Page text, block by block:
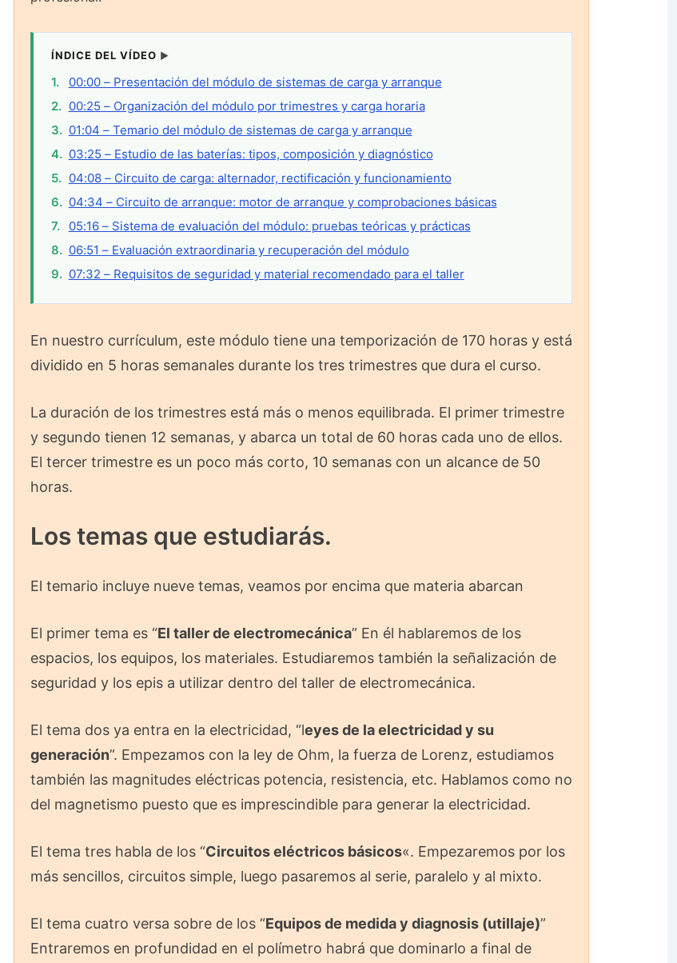
ÍNDICE DEL VÍDEO
00:00 – Presentación del módulo de sistemas de carga y arranque
00:25 – Organización del módulo por trimestres y carga horaria
01:04 – Temario del módulo de sistemas de carga y arranque
03:25 – Estudio de las baterías: tipos, composición y diagnóstico
04:08 – Circuito de carga: alternador, rectificación y funcionamiento
04:34 – Circuito de arranque: motor de arranque y comprobaciones básicas
05:16 – Sistema de evaluación del módulo: pruebas teóricas y prácticas
06:51 – Evaluación extraordinaria y recuperación del módulo
07:32 – Requisitos de seguridad y material recomendado para el taller
En nuestro currículum, este módulo tiene una temporización de 170 horas y está
dividido en 5 horas semanales durante los tres trimestres que dura el curso.
La duración de los trimestres está más o menos equilibrada. El primer trimestre
y segundo tienen 12 semanas, y abarca un total de 60 horas cada uno de ellos.
El tercer trimestre es un poco más corto, 10 semanas con un alcance de 50
horas.
Los temas que estudiarás.
El temario incluye nueve temas, veamos por encima que materia abarcan
El primer tema es “El taller de electromecánica” En él hablaremos de los
espacios, los equipos, los materiales. Estudiaremos también la señalización de
seguridad y los epis a utilizar dentro del taller de electromecánica.
El tema dos ya entra en la electricidad, “leyes de la electricidad y su
generación”. Empezamos con la ley de Ohm, la fuerza de Lorenz, estudiamos
también las magnitudes eléctricas potencia, resistencia, etc. Hablamos como no
del magnetismo puesto que es imprescindible para generar la electricidad.
El tema tres habla de los “Circuitos eléctricos básicos«. Empezaremos por los
más sencillos, circuitos simple, luego pasaremos al serie, paralelo y al mixto.
El tema cuatro versa sobre de los “Equipos de medida y diagnosis (utillaje)”
Entraremos en profundidad en el polímetro habrá que dominarlo a final de